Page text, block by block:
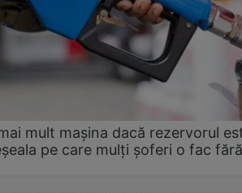
mult mașina dacă rezervorul
pe care mulți șoferi o fac